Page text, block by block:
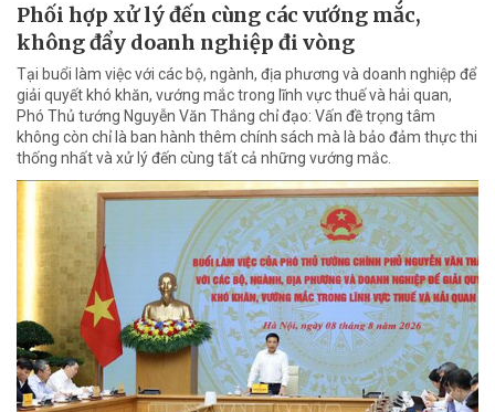
Phối hợp xử lý đến cùng các vướng mắc,
không đẩy doanh nghiệp đi vòng
Tại buổi làm việc với các bộ, ngành, địa phương và doanh nghiệp để
giải quyết khó khăn, vướng mắc trong lĩnh vực thuế và hải quan,
Phó Thủ tướng Nguyễn Văn Thắng chỉ đạo: Vấn đề trọng tâm
không còn chỉ là ban hành thêm chính sách mà là bảo đảm thực thi
thống nhất và xử lý đến cùng tất cả những vướng mắc.